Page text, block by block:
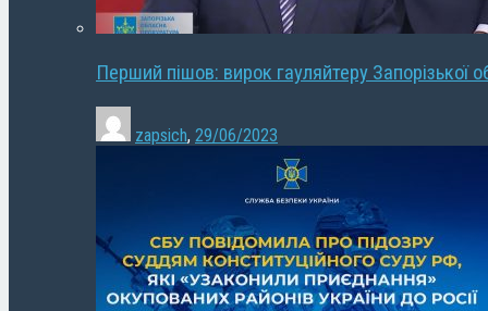
Перший пішов: вирок гауляйтеру Запорізької
zapsich, 29/06/2023